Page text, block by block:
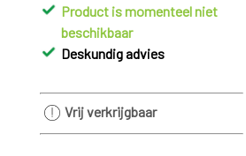
Product is momenteel niet
beschikbaar
Deskundig advies
Vrij verkrijgbaar